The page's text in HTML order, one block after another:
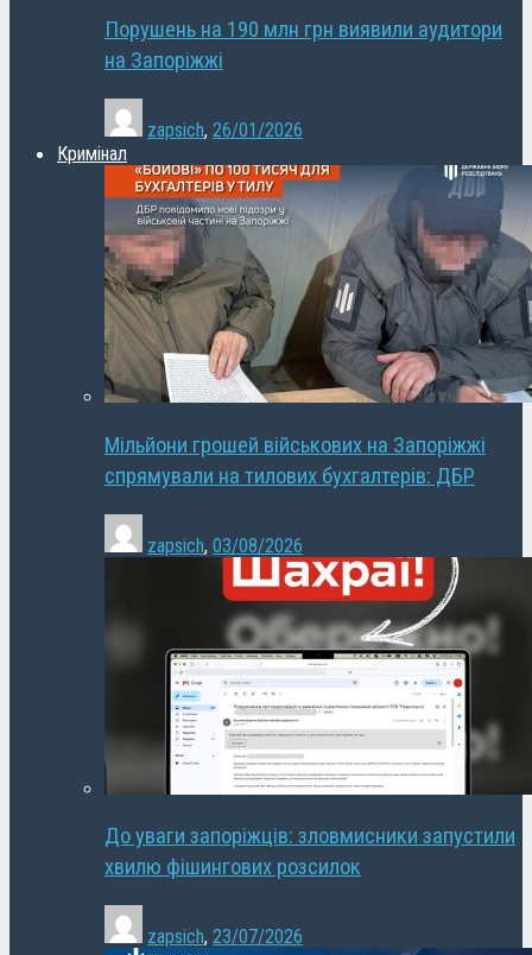
Порушень на 190 млн грн виявили аудитори
на Запоріжжі
zapsich, 26/01/2026
Кримінал
Мільйони грошей військових на Запоріжжі
спрямували на тилових бухгалтерів: ДБР
zapsich, 03/08/2026
До уваги запоріжців: зловмисники запустили
хвилю фішингових розсилок
zapsich, 23/07/2026